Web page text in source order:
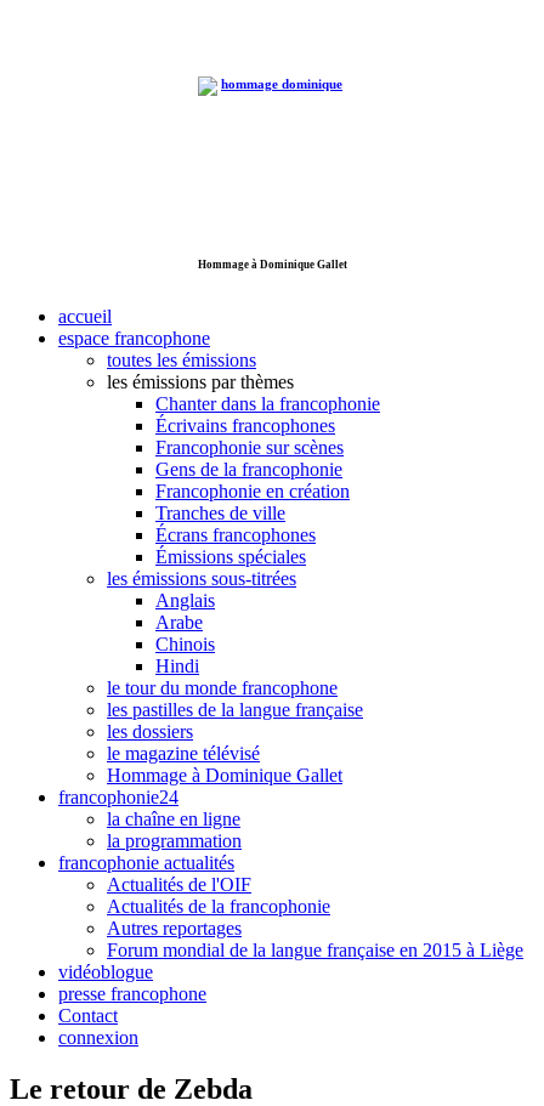
Hommage à Dominique Gallet
accueil
espace francophone
toutes les émissions
les émissions par thèmes
Chanter dans la francophonie
Écrivains francophones
Francophonie sur scènes
Gens de la francophonie
Francophonie en création
Tranches de ville
Écrans francophones
Émissions spéciales
les émissions sous-titrées
Anglais
Arabe
Chinois
Hindi
le tour du monde francophone
les pastilles de la langue française
les dossiers
le magazine télévisé
Hommage à Dominique Gallet
francophonie24
la chaîne en ligne
la programmation
francophonie actualités
Actualités de l'OIF
Actualités de la francophonie
Autres reportages
Forum mondial de la langue française en 2015 à Liège
vidéoblogue
presse francophone
Contact
connexion
Le retour de Zebda